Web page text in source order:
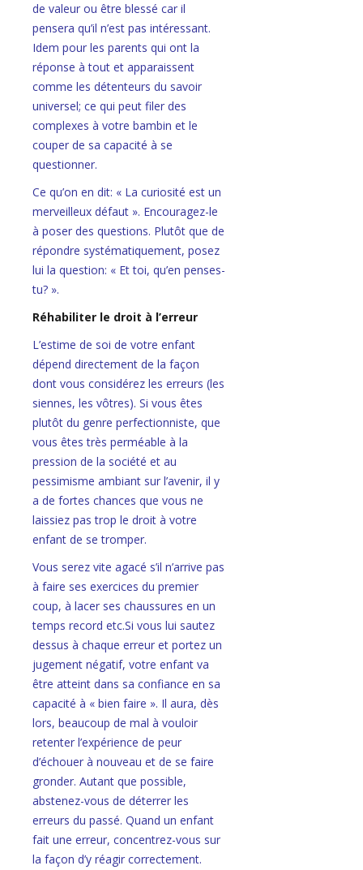
de valeur ou être blessé car il
pensera qu’il n’est pas intéressant.
Idem pour les parents qui ont la
réponse à tout et apparaissent
comme les détenteurs du savoir
universel; ce qui peut filer des
complexes à votre bambin et le
couper de sa capacité à se
questionner.
Ce qu’on en dit: « La curiosité est un
merveilleux défaut ». Encouragez-le
à poser des questions. Plutôt que de
répondre systématiquement, posez
lui la question: « Et toi, qu’en penses-
tu? ».
Réhabiliter le droit à l’erreur
L’estime de soi de votre enfant
dépend directement de la façon
dont vous considérez les erreurs (les
siennes, les vôtres). Si vous êtes
plutôt du genre perfectionniste, que
vous êtes très perméable à la
pression de la société et au
pessimisme ambiant sur l’avenir, il y
a de fortes chances que vous ne
laissiez pas trop le droit à votre
enfant de se tromper.
Vous serez vite agacé s’il n’arrive pas
à faire ses exercices du premier
coup, à lacer ses chaussures en un
temps record etc.Si vous lui sautez
dessus à chaque erreur et portez un
jugement négatif, votre enfant va
être atteint dans sa confiance en sa
capacité à « bien faire ». Il aura, dès
lors, beaucoup de mal à vouloir
retenter l’expérience de peur
d’échouer à nouveau et de se faire
gronder. Autant que possible,
abstenez-vous de déterrer les
erreurs du passé. Quand un enfant
fait une erreur, concentrez-vous sur
la façon d’y réagir correctement.